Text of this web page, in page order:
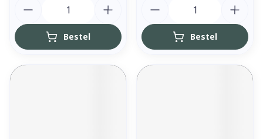
Bestel Bestel